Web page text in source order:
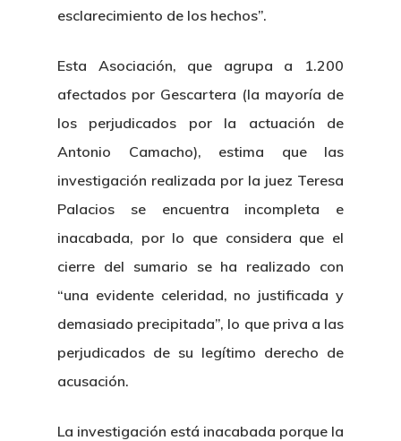
esclarecimiento de los hechos”.
Esta Asociación, que agrupa a 1.200
afectados por Gescartera (la mayoría de
los perjudicados por la actuación de
Antonio Camacho), estima que las
investigación realizada por la juez Teresa
Palacios se encuentra incompleta e
inacabada, por lo que considera que el
cierre del sumario se ha realizado con
“una evidente celeridad, no justificada y
demasiado precipitada”, lo que priva a las
perjudicados de su legítimo derecho de
acusación.
La investigación está inacabada porque la